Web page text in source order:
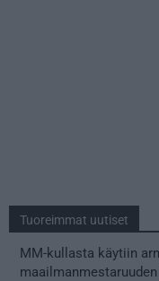
Tuoreimmat uutiset
MM-kullasta käytiin